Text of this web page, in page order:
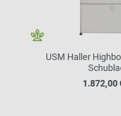
USM Haller
1.872,00